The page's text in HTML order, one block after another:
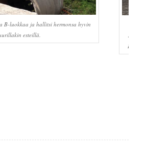
B-luokkaa ja hallitsi hermonsa hyvin
esteillä.